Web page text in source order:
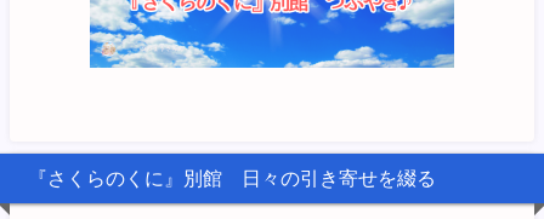
『さくらのくに』別館 日々の引き寄せを綴る